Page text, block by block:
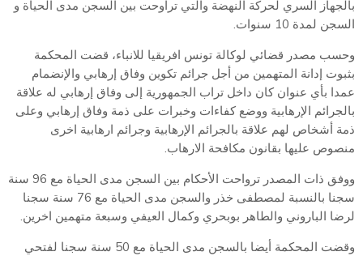
بالجهاز السري لحركة النهضة والتي تراوحت بين السجن مدى الحياة و
السجن لمدة 10 سنوات.
وحسب مصدر قضائي لوكالة تونس افريقيا للانباء، قضت المحكمة
بثبوت إدانة المتهمين من أجل جرائم تكوين وفاق إرهابي والإنضمام
عمدا بأي عنوان كان داخل تراب الجمهورية إلى وفاق إرهابي له علاقة
بالجرائم الإرهابية ووضع كفاءات وخبرات على ذمة وفاق إرهابي وعلى
ذمة أشخاص لهم علاقة بالجرائم الإرهابية وجرائم ارهابية اخرى
منصوص عليها بقانون مكافحة الارهاب.
ووفق ذات المصدر ترواحت الأحكام بين السجن مدى الحياة مع 96 سنة
سجنا بالنسبة لمصطفى خذر والسجن مدى الحياة مع 76 سنة سجنا
لرضا الباروني والطاهر بوبحري وكمال العيفي وسبعة متهمين اخرين.
وقضت المحكمة أيضا بالسجن مدى الحياة مع 50 سنة سجنا لفتحي